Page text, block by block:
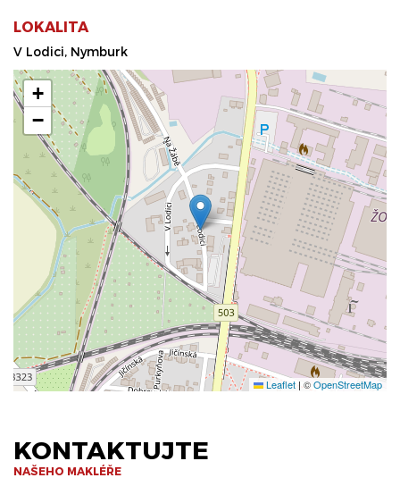
LOKALITA
V Lodici, Nymburk
+
−
Leaflet |©OpenStreetMap
KONTAKTUJTE
NAŠEHO MAKLÉŘE